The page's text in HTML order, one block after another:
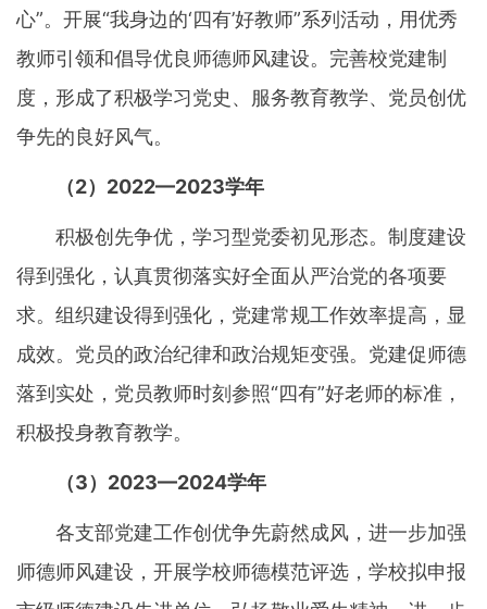
心”。开展“我身边的‘四有’好教师”系列活动，用优秀
教师引领和倡导优良师德师风建设。完善校党建制
度，形成了积极学习党史、服务教育教学、党员创优
争先的良好风气。
（2）2022—2023学年
积极创先争优，学习型党委初见形态。制度建设
得到强化，认真贯彻落实好全面从严治党的各项要
求。组织建设得到强化，党建常规工作效率提高，显
成效。党员的政治纪律和政治规矩变强。党建促师德
落到实处，党员教师时刻参照“四有”好老师的标准，
积极投身教育教学。
（3）2023—2024学年
各支部党建工作创优争先蔚然成风，进一步加强
师德师风建设，开展学校师德模范评选，学校拟申报